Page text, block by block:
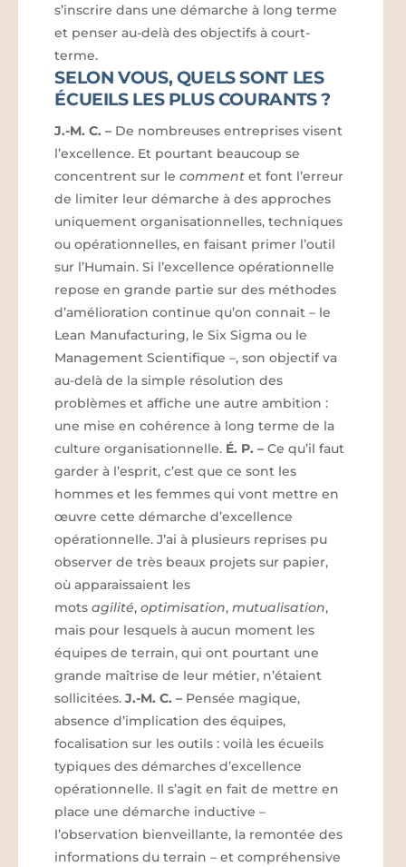
s’inscrire dans une démarche à long terme
et penser au-delà des objectifs à court-
terme.
SELON VOUS, QUELS SONT LES
ÉCUEILS LES PLUS COURANTS ?
J.-M. C. – De nombreuses entreprises visent
l’excellence. Et pourtant beaucoup se
concentrent sur le comment et font l’erreur
de limiter leur démarche à des approches
uniquement organisationnelles, techniques
ou opérationnelles, en faisant primer l’outil
sur l’Humain. Si l’excellence opérationnelle
repose en grande partie sur des méthodes
d’amélioration continue qu’on connait – le
Lean Manufacturing, le Six Sigma ou le
Management Scientifique –, son objectif va
au-delà de la simple résolution des
problèmes et affiche une autre ambition :
une mise en cohérence à long terme de la
culture organisationnelle. É. P. – Ce qu’il faut
garder à l’esprit, c’est que ce sont les
hommes et les femmes qui vont mettre en
œuvre cette démarche d’excellence
opérationnelle. J’ai à plusieurs reprises pu
observer de très beaux projets sur papier,
où apparaissaient les
mots agilité, optimisation, mutualisation,
mais pour lesquels à aucun moment les
équipes de terrain, qui ont pourtant une
grande maîtrise de leur métier, n’étaient
sollicitées.J.-M. C. – Pensée magique,
absence d’implication des équipes,
focalisation sur les outils : voilà les écueils
typiques des démarches d’excellence
opérationnelle. Il s’agit en fait de mettre en
place une démarche inductive –
l’observation bienveillante, la remontée des
informations du terrain – et compréhensive